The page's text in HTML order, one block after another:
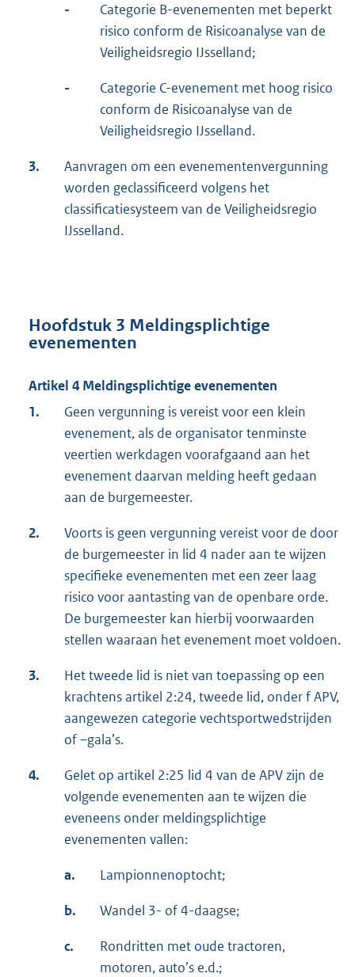
-
Categorie B-evenementen met beperkt
risico conform de Risicoanalyse van de
Veiligheidsregio IJsselland;
-
Categorie C-evenement met hoog risico
conform de Risicoanalyse van de
Veiligheidsregio IJsselland.
3.
Aanvragen om een evenementenvergunning
worden geclassificeerd volgens het
classificatiesysteem van de Veiligheidsregio
IJsselland.
Hoofdstuk 3 Meldingsplichtige
evenementen
Artikel 4 Meldingsplichtige evenementen
1.
Geen vergunning is vereist voor een klein
evenement, als de organisator tenminste
veertien werkdagen voorafgaand aan het
evenement daarvan melding heeft gedaan
aan de burgemeester.
2.
Voorts is geen vergunning vereist voor de door
de burgemeester in lid 4 nader aan te wijzen
specifieke evenementen met een zeer laag
risico voor aantasting van de openbare orde.
De burgemeester kan hierbij voorwaarden
stellen waaraan het evenement moet voldoen.
3.
Het tweede lid is niet van toepassing op een
krachtens artikel 2:24, tweede lid, onder f APV,
aangewezen categorie vechtsportwedstrijden
of –gala’s.
4.
Gelet op artikel 2:25 lid 4 van de APV zijn de
volgende evenementen aan te wijzen die
eveneens onder meldingsplichtige
evenementen vallen:
a. Lampionnenoptocht;
b. Wandel 3- of 4-daagse;
c.
Rondritten met oude tractoren,
motoren, auto’s e.d.;